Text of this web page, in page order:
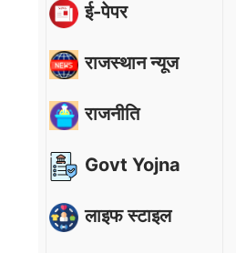
ई-पेपर
राजस्थान न्यूज
राजनीति
Govt Yojna
लाइफ स्टाइल